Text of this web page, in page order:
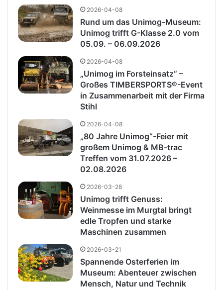
2026-04-08
Rund um das Unimog-Museum:
Unimog trifft G-Klasse 2.0 vom
05.09. – 06.09.2026
2026-04-08
„Unimog im Forsteinsatz“ –
Großes TIMBERSPORTS®-Event
in Zusammenarbeit mit der Firma
Stihl
2026-04-08
„80 Jahre Unimog“-Feier mit
großem Unimog & MB-trac
Treffen vom 31.07.2026 –
02.08.2026
2026-03-28
Unimog trifft Genuss:
Weinmesse im Murgtal bringt
edle Tropfen und starke
Maschinen zusammen
2026-03-21
Spannende Osterferien im
Museum: Abenteuer zwischen
Mensch, Natur und Technik